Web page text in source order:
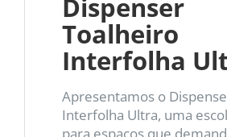
Dispenser
Toalheiro
Interfolha
Apresentamos o
Interfolha Ultra, uma
para espaços que